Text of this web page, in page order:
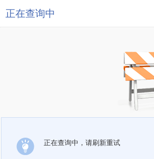
正在查询中
正在查询中，请刷新重试